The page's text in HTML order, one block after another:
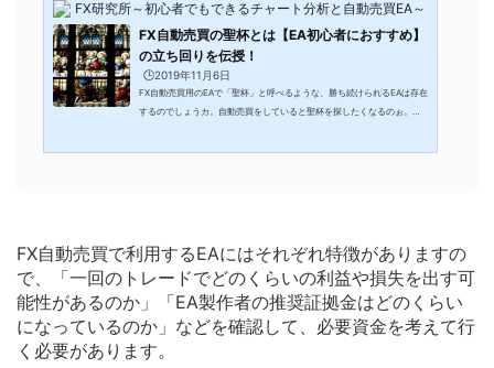
FX研究所～初心者でもできるチャート分析と自動売買EA～
FX自動売買の聖杯とは【EA初心者におすすめ】
の立ち回りを伝授！
🕒️2019年11月6日
FX自動売買用のEAで「聖杯」と呼べるような、勝ち続けられるEAは存在
するのでしょうカ。自動売買をしていると聖杯を探したくなるのぉ。今
FX自動売買で利用するEAにはそれぞれ特徴がありますの
で、「一回のトレードでどのくらいの利益や損失を出す可
能性があるのか」「EA製作者の推奨証拠金はどのくらい
になっているのか」などを確認して、必要資金を考えて行
く必要があります。